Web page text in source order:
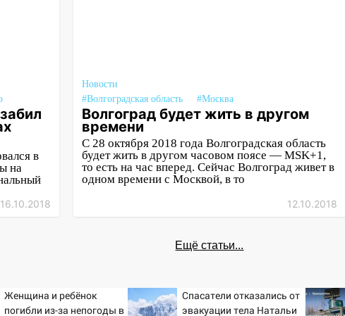
в
на
16.10.2018
Новости
#Волгоградская область
#Москва
Волгоград будет жить в другом
времени
С 28 октября 2018 года Волгоградская область
будет жить в другом часовом поясе — MSK+1,
то есть на час вперед. Сейчас Волгоград живет в
одном времени с Москвой, в то
12.10.2018
Ещё статьи...
Женщина и ребёнок
погибли из-за непогоды в
Спасатели отказались от
эвакуации тела Натальи